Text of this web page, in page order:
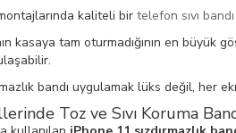
kaliteli bir telefon sıvı bandı
kasaya tam oturmadığının en
bandı uygulamak lüks değil,
Toz ve Sıvı Koruma